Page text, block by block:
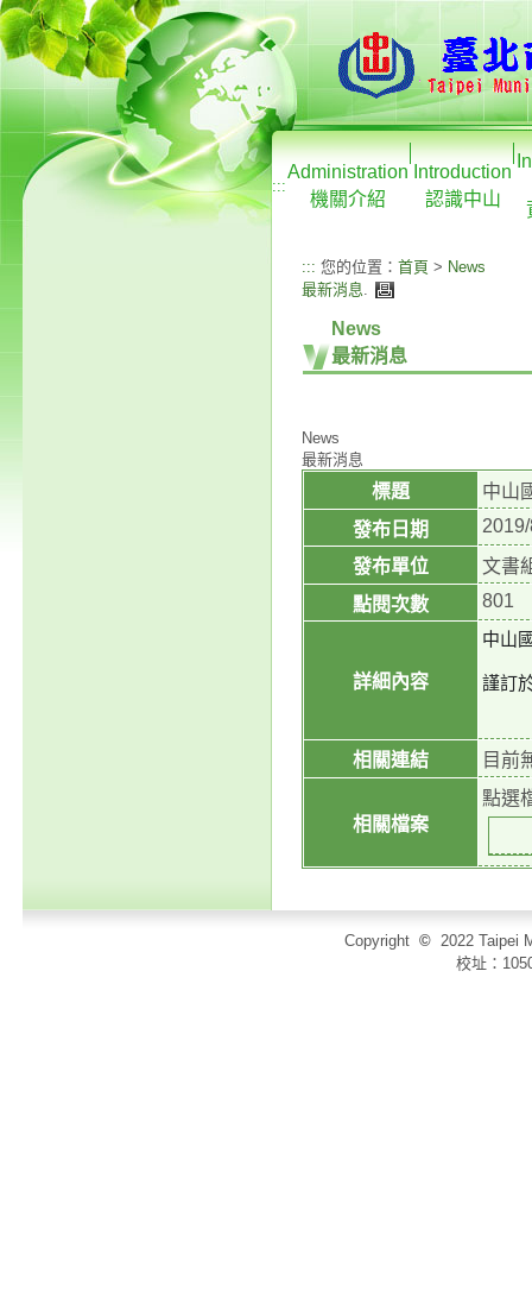
:::
Administration
機關介紹
Introduction
認識中山
::: 您的位置： 首頁 > News
最新消息.
News
最新消息
News
最新消息
標題
中山
發布日期
發布單位
文書
點閱次數
801
詳細內容
中山
謹訂
相關連結 目前
相關檔案
點選
Copyright © 2022 Taipei
校址：